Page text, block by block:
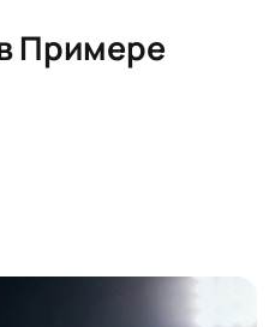
Примере